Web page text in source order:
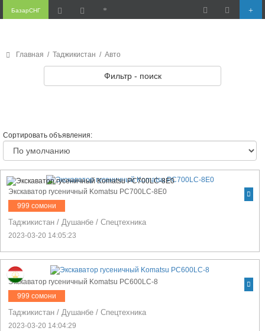
БазарСНГ
Главная / Таджикистан / Авто
Фильтр - поиск
Сортировать объявления:
Экскаватор гусеничный Komatsu PC700LC-8E0
999 сомони
Таджикистан / Душанбе / Спецтехника
2023-03-20 14:05:23
Экскаватор гусеничный Komatsu PC600LC-8
999 сомони
Таджикистан / Душанбе / Спецтехника
2023-03-20 14:04:29